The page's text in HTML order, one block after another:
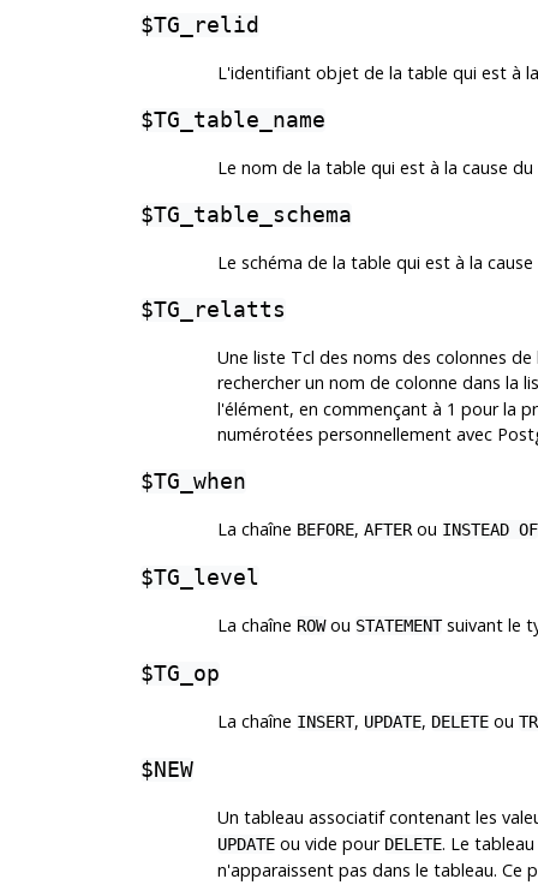
$TG_relid
L'identifiant objet de la table qui est à
$TG_table_name
Le nom de la table qui est à la cause
$TG_table_schema
Le schéma de la table qui est à la
$TG_relatts
Une liste Tcl des noms des colonnes
rechercher un nom de colonne dans la
l'élément, en commençant à 1 pour la
numérotées personnellement avec
$TG_when
La chaîne BEFORE, AFTERou INSTEAD OF
$TG_level
La chaîne ROWou STATEMENTsuivant le
$TG_op
La chaîne INSERT, UPDATE, DELETEou
$NEW
Un tableau associatif contenant les
UPDATEou vide pour DELETE. Le
n'apparaissent pas dans le tableau. Ce